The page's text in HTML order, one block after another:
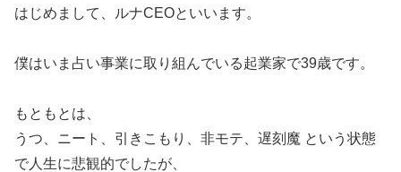
はじめまして、ルナCEOといいます。
僕はいま占い事業に取り組んでいる起業家で39歳です。
もともとは、
うつ、ニート、引きこもり、非モテ、遅刻魔 という状態
で人生に悲観的でしたが、